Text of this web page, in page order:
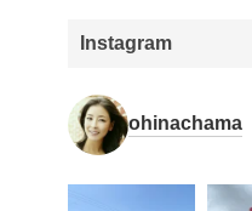
Instagram
ohinachama